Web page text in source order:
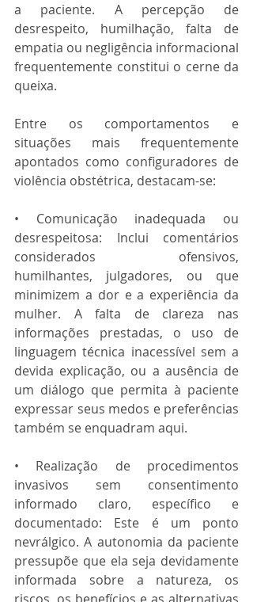
a paciente. A percepção de
desrespeito, humilhação, falta de
empatia ou negligência informacional
frequentemente constitui o cerne da
queixa.
Entre os comportamentos e
situações mais frequentemente
apontados como configuradores de
violência obstétrica, destacam-se:
• Comunicação inadequada ou
desrespeitosa: Inclui comentários
considerados ofensivos,
humilhantes, julgadores, ou que
minimizem a dor e a experiência da
mulher. A falta de clareza nas
informações prestadas, o uso de
linguagem técnica inacessível sem a
devida explicação, ou a ausência de
um diálogo que permita à paciente
expressar seus medos e preferências
também se enquadram aqui.
• Realização de procedimentos
invasivos sem consentimento
informado claro, específico e
documentado: Este é um ponto
nevrálgico. A autonomia da paciente
pressupõe que ela seja devidamente
informada sobre a natureza, os